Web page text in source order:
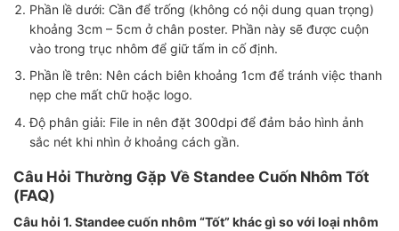
Phần lề dưới: Cần để trống (không có nội dung quan trọng)
khoảng 3cm – 5cm ở chân poster. Phần này sẽ được cuộn
vào trong trục nhôm để giữ tấm in cố định.
Phần lề trên: Nên cách biên khoảng 1cm để tránh việc thanh
nẹp che mất chữ hoặc logo.
Độ phân giải: File in nên đặt 300dpi để đảm bảo hình ảnh
sắc nét khi nhìn ở khoảng cách gần.
Câu Hỏi Thường Gặp Về Standee Cuốn Nhôm Tốt
(FAQ)
Câu hỏi 1. Standee cuốn nhôm “Tốt” khác gì so với loại nhôm